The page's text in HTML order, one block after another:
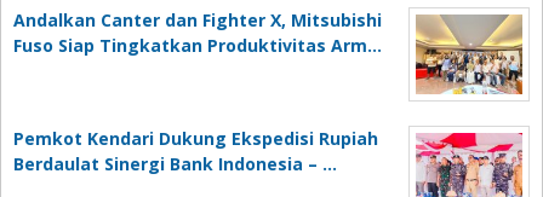
Andalkan Canter dan Fighter X, Mitsubishi
Fuso Siap Tingkatkan Produktivitas Arm…
Pemkot Kendari Dukung Ekspedisi Rupiah
Berdaulat Sinergi Bank Indonesia – …